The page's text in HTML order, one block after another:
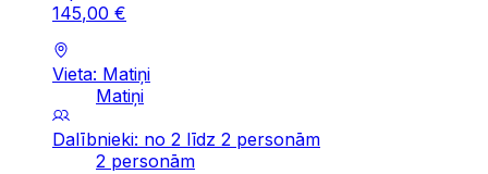
145,00 €
Vieta: Matiņi
Matiņi
Dalībnieki: no 2 līdz 2 personām
2 personām